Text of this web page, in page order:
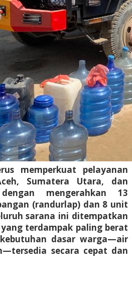
memperkuat pelayanan
Sumatera Utara, dan
mengerahkan 13
(randurlap) dan 8 unit
sarana ini ditempatkan
terdampak paling berat
dasar warga—air
secara cepat dan